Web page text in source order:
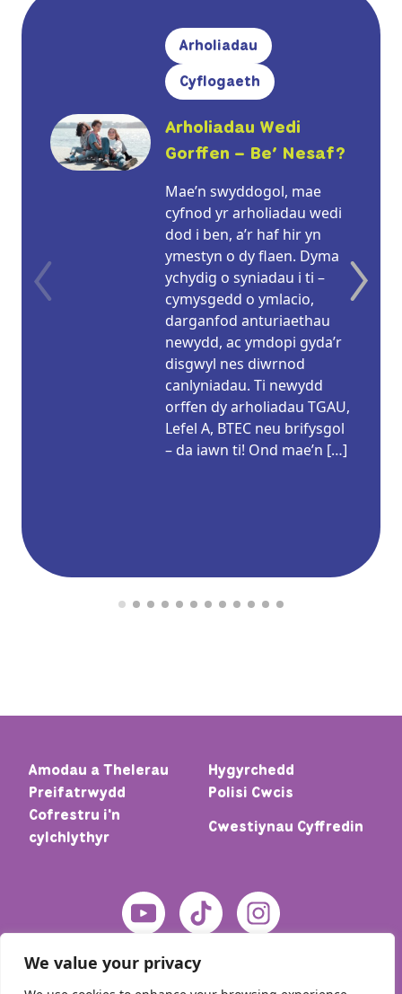
We value your privacy
Arholiadau
Cyflogaeth
Arholiadau Wedi
Gorffen – Be’ Nesaf?
Mae’n swyddogol, mae
cyfnod yr arholiadau wedi
dod i ben, a’r haf hir yn
ymestyn o dy flaen. Dyma
ychydig o syniadau i ti –
cymysgedd o ymlacio,
darganfod anturiaethau
newydd, ac ymdopi gyda’r
disgwyl nes diwrnod
canlyniadau. Ti newydd
orffen dy arholiadau TGAU,
Lefel A, BTEC neu brifysgol
– da iawn ti! Ond mae’n […]
Amodau a Thelerau
Hygyrchedd
Preifatrwydd
Polisi Cwcis
Cofrestru i'n
cylchlythyr
Cwestiynau Cyffredin